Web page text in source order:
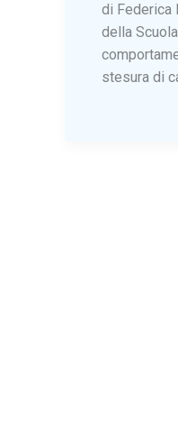
di Federica
della
stesura di